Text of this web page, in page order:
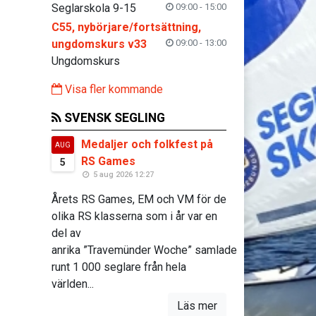
09:00 - 15:00
Seglarskola 9-15
C55, nybörjare/fortsättning,
ungdomskurs v33
09:00 - 13:00
Ungdomskurs
Visa fler kommande
SVENSK SEGLING
AUG
5
Medaljer och folkfest på
RS Games
5 aug 2026 12:27
Årets RS Games, EM och VM för de
olika RS klasserna som i år var en
del av
anrika ”Travemünder Woche” samlade
runt 1 000 seglare från hela
världen...
Läs mer